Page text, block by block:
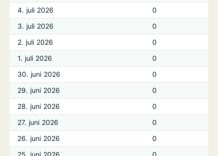
4. juli 2026
0
3. juli 2026
0
2. juli 2026
0
1. juli 2026
0
30. juni 2026
0
29. juni 2026
0
28. juni 2026
0
27. juni 2026
0
26. juni 2026
0
25. juni 2026
0